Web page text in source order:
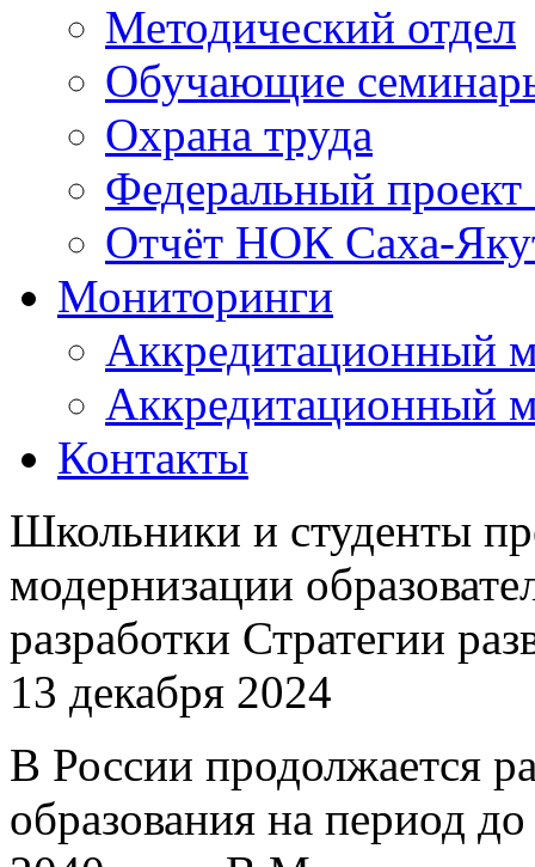
Методический отдел
Обучающие
Охрана труда
Федеральный
Отчёт НОК Саха-
Мониторинги
Аккредитационный
Аккредитационный
Контакты
Школьники и студенты
модернизации
разработки Стратегии
13 декабря 2024
В России продолжается
образования на период